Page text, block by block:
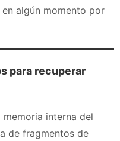
algún momento por
para recuperar
memoria interna del
de fragmentos de